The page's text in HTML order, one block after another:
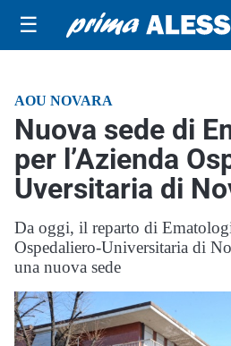
☰
AOU NOVARA
Nuova sede di
per l’Azienda
Uversitaria di
Da oggi, il reparto di
Ospedaliero-Universitaria di
una nuova sede